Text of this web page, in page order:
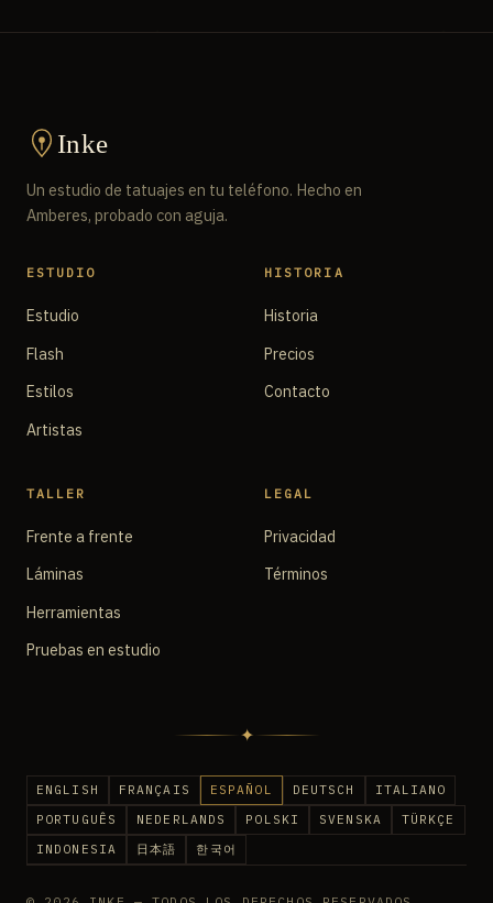
Inke
Un estudio de tatuajes en tu teléfono. Hecho en
Amberes, probado con aguja.
ESTUDIO
Estudio
Flash
Estilos
Artistas
HISTORIA
Historia
Precios
Contacto
TALLER
Frente a frente
Láminas
Herramientas
Pruebas en estudio
LEGAL
Privacidad
Términos
✦
ENGLISH FRANÇAIS ESPAÑOL DEUTSCH
ITALIANO
PORTUGUÊS
NEDERLANDS POLSKI SVENSKA
TÜRKÇE
INDONESIA
日本語 한국어